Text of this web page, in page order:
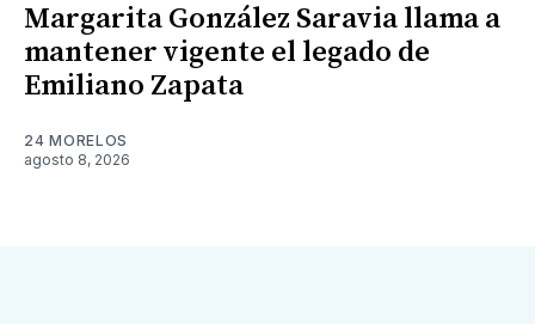
Margarita González Saravia llama a
mantener vigente el legado de
Emiliano Zapata
24 MORELOS
agosto 8, 2026